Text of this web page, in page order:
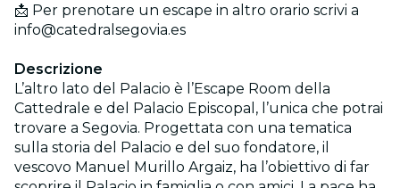
📩 Per prenotare un escape in altro orario scrivi a
info@catedralsegovia.es
Descrizione
L’altro lato del Palacio è l’Escape Room della
Cattedrale e del Palacio Episcopal, l’unica che potrai
trovare a Segovia. Progettata con una tematica
sulla storia del Palacio e del suo fondatore, il
vescovo Manuel Murillo Argaiz, ha l’obiettivo di far